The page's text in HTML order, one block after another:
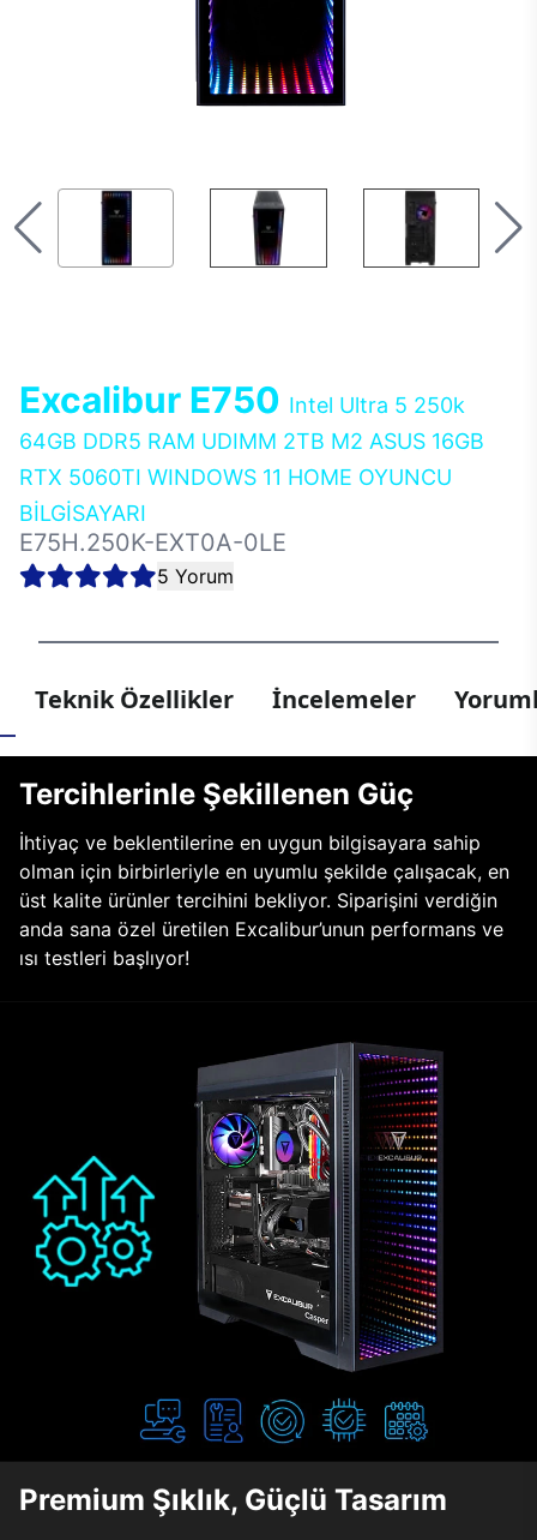
Excalibur E750 Intel Ultra 5 250k
64GB DDR5 RAM UDIMM 2TB M2 ASUS 16GB
RTX 5060TI WINDOWS 11 HOME OYUNCU
BİLGİSAYARI
E75H.250K-EXT0A-0LE
5 Yorum
Teknik Özellikler İncelemeler
Tercihlerinle Şekillenen Güç
İhtiyaç ve beklentilerine en uygun bilgisayara sahip
olman için birbirleriyle en uyumlu şekilde çalışacak, en
üst kalite ürünler tercihini bekliyor. Siparişini verdiğin
anda sana özel üretilen Excalibur’unun performans ve
ısı testleri başlıyor!
Premium Şıklık, Güçlü Tasarım